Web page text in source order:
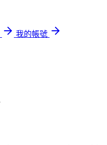
我的帳號